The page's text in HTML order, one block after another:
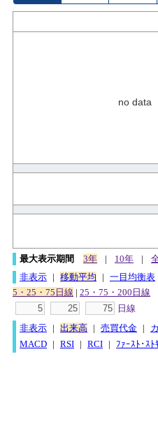
no data
最大表示期間 3年 | 10年 |
非表示 | 移動平均 | 一目均衡表
5・25・75日線 | 25・75・200日線
日線
非表示 | 出来高 | 売買代金 |
MACD | RSI | RCI | ﾌｧｰｽﾄ･ｽﾄ